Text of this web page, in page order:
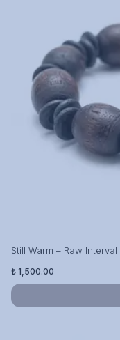
Still Warm – Raw Interval
₺ 1,500.00